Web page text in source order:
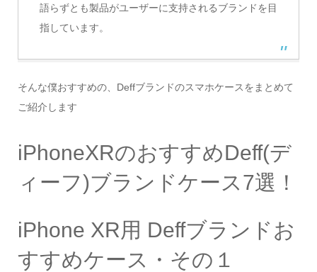
語らずとも製品がユーザーに支持されるブランドを目
指しています。
そんな僕おすすめの、Deffブランドのスマホケースをまとめて
ご紹介します
iPhoneXRのおすすめDeff(デ
ィーフ)ブランドケース7選！
iPhone XR用 Deffブランドお
すすめケース・その１